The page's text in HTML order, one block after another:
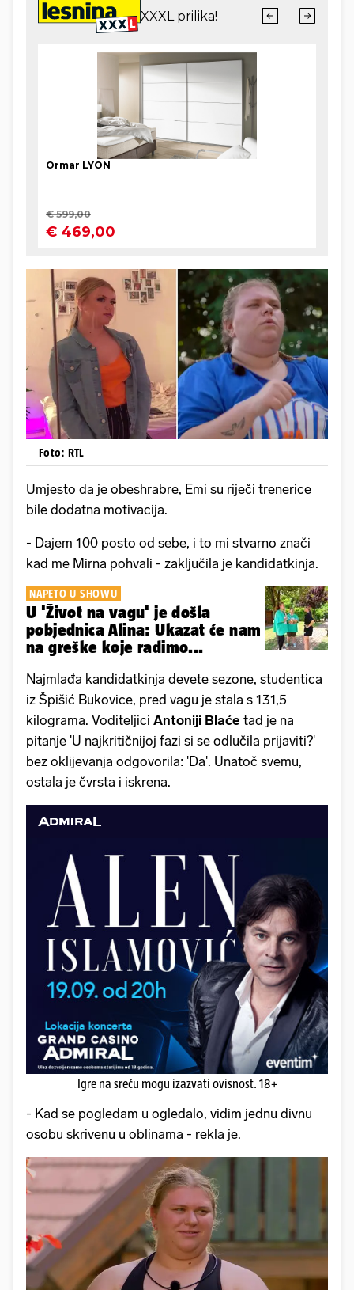
Foto: RTL
Umjesto da je obeshrabre, Emi su riječi trenerice
bile dodatna motivacija.
- Dajem 100 posto od sebe, i to mi stvarno znači
kad me Mirna pohvali - zaključila je kandidatkinja.
NAPETO U SHOWU
U 'Život na vagu' je došla
pobjednica Alina: Ukazat će nam
na greške koje radimo...
Najmlađa kandidatkinja devete sezone, studentica
iz Špišić Bukovice, pred vagu je stala s 131,5
kilograma. Voditeljici Antoniji Blaće tad je na
pitanje 'U najkritičnijoj fazi si se odlučila prijaviti?'
bez oklijevanja odgovorila: 'Da'. Unatoč svemu,
ostala je čvrsta i iskrena.
Igre na sreću mogu izazvati ovisnost. 18+
- Kad se pogledam u ogledalo, vidim jednu divnu
osobu skrivenu u oblinama - rekla je.